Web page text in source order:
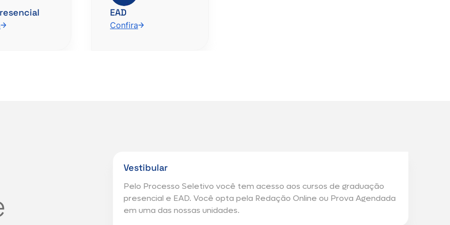
EAD
Confira
Vestibular
Pelo Processo Seletivo você tem acesso aos cursos de graduação
presencial e EAD. Você opta pela Redação Online ou Prova Agendada
em uma das nossas unidades.